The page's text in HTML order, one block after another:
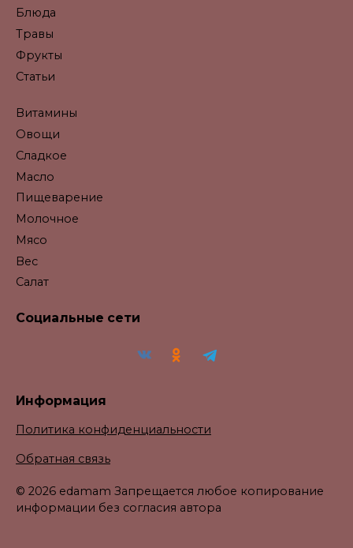
Блюда
Травы
Фрукты
Статьи
Витамины
Овощи
Сладкое
Масло
Пищеварение
Молочное
Мясо
Вес
Салат
Социальные сети
Информация
Политика конфиденциальности
Обратная связь
© 2026 edamam Запрещается любое копирование
информации без согласия автора